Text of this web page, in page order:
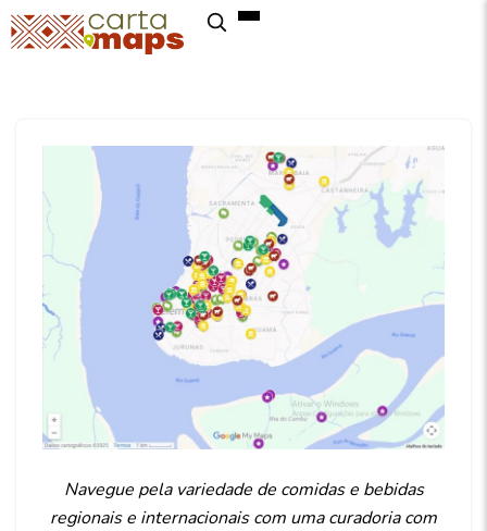
Navegue pela variedade de comidas e bebidas
regionais e internacionais com uma curadoria com